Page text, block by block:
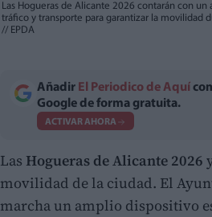
Las Hogueras de Alicante 2026 contarán con
tráfico y transporte para garantizar la movilidad
// EPDA
Añadir El Periodico de Aquí
Google de forma gratuita.
ACTIVAR AHORA
Las Hogueras de Alicante 2026
movilidad de la ciudad. El
marcha un amplio dispositivo